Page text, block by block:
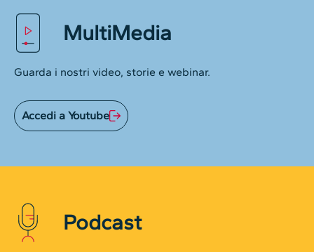
MultiMedia
Guarda i nostri video, storie e webinar.
Accedi a Youtube
Podcast